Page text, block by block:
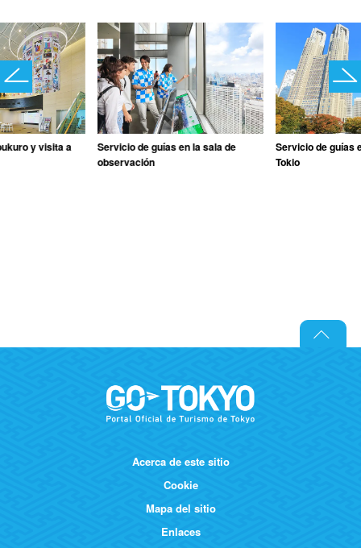
y visita a
Servicio de guías en la sala de
observación
Servicio de guías
Tokio
Acerca de este sitio
Cookie
Mapa del sitio
Enlaces